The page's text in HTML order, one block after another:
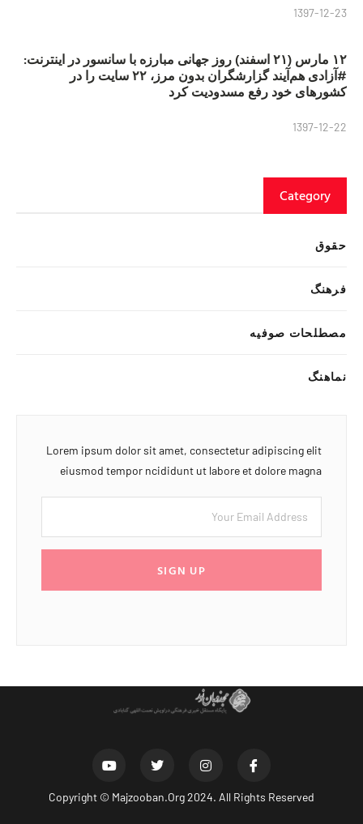
1397-12-23
۱۲ مارس (۲۱ اسفند) روز جهانی مبارزه با سانسور در اینترنت:
#آزادی هم‌آیند گزارشگران‌ بدون مرز، ۲۲ سایت را در
کشورهای خود رفع مسدودیت کرد
1397-12-22
Category
حقوق
فرهنگ
مصطلحات صوفیه
نماهنگ
Lorem ipsum dolor sit amet, consectetur adipiscing elit
eiusmod tempor ncididunt ut labore et dolore magna
SIGN UP
Copyright © Majzooban.Org2024. All Rights Reserved